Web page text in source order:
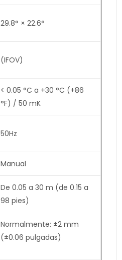
29.8° × 22.6°
(IFOV)
< 0.05 °C a +30 °C (+86
°F) / 50 mK
50Hz
Manual
De 0.05 a 30 m (de 0.15 a
98 pies)
Normalmente: ±2 mm
(±0.06 pulgadas)